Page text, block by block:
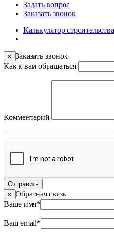
Задать вопрос
Заказать звонок
Калькулятор строительства
× Заказать звонок
Как к вам обращаться
Комментарий
Отправить
× Обратная связь
Ваше имя*
Ваш email*